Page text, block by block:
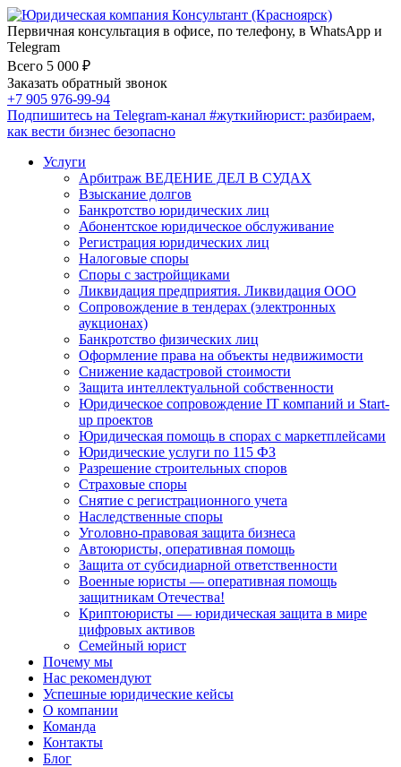
Первичная консультация в офисе, по телефону, в WhatsApp и
Telegram
Всего 5 000 ₽
Заказать обратный звонок
+7 905 976-99-94
Подпишитесь на Telegram-канал #жуткийюрист: разбираем,
как вести бизнес безопасно
Услуги
Арбитраж ВЕДЕНИЕ ДЕЛ В СУДАХ
Взыскание долгов
Банкротство юридических лиц
Абонентское юридическое обслуживание
Регистрация юридических лиц
Налоговые споры
Споры с застройщиками
Ликвидация предприятия. Ликвидация ООО
Сопровождение в тендерах (электронных
аукционах)
Банкротство физических лиц
Оформление права на объекты недвижимости
Снижение кадастровой стоимости
Защита интеллектуальной собственности
Юридическое сопровождение IT компаний и Start-
up проектов
Юридическая помощь в спорах с маркетплейсами
Юридические услуги по 115 ФЗ
Разрешение строительных споров
Страховые споры
Снятие с регистрационного учета
Наследственные споры
Уголовно-правовая защита бизнеса
Автоюристы, оперативная помощь
Защита от субсидиарной ответственности
Военные юристы — оперативная помощь
защитникам Отечества!
Криптоюристы — юридическая защита в мире
цифровых активов
Семейный юрист
Почему мы
Нас рекомендуют
Успешные юридические кейсы
О компании
Команда
Контакты
Блог